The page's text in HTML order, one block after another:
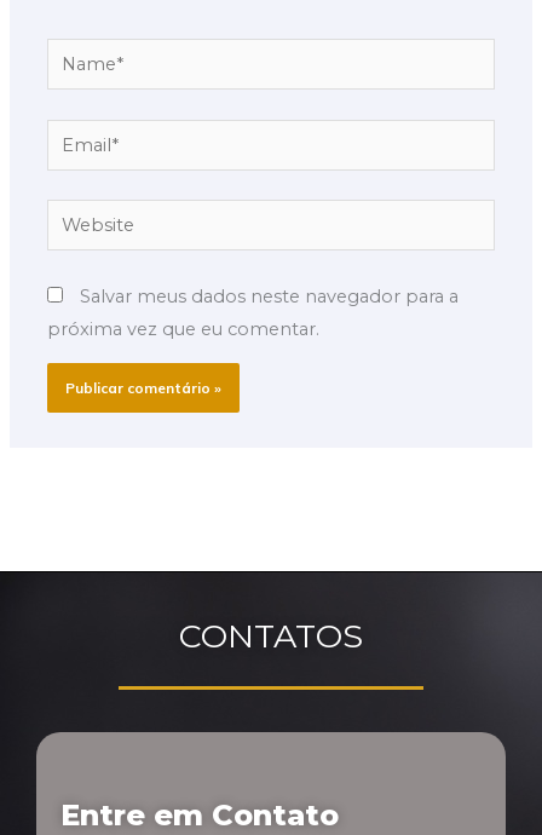
Name*
Email*
Website
Salvar meus dados neste navegador para a
próxima vez que eu comentar.
CONTATOS
Entre em Contato